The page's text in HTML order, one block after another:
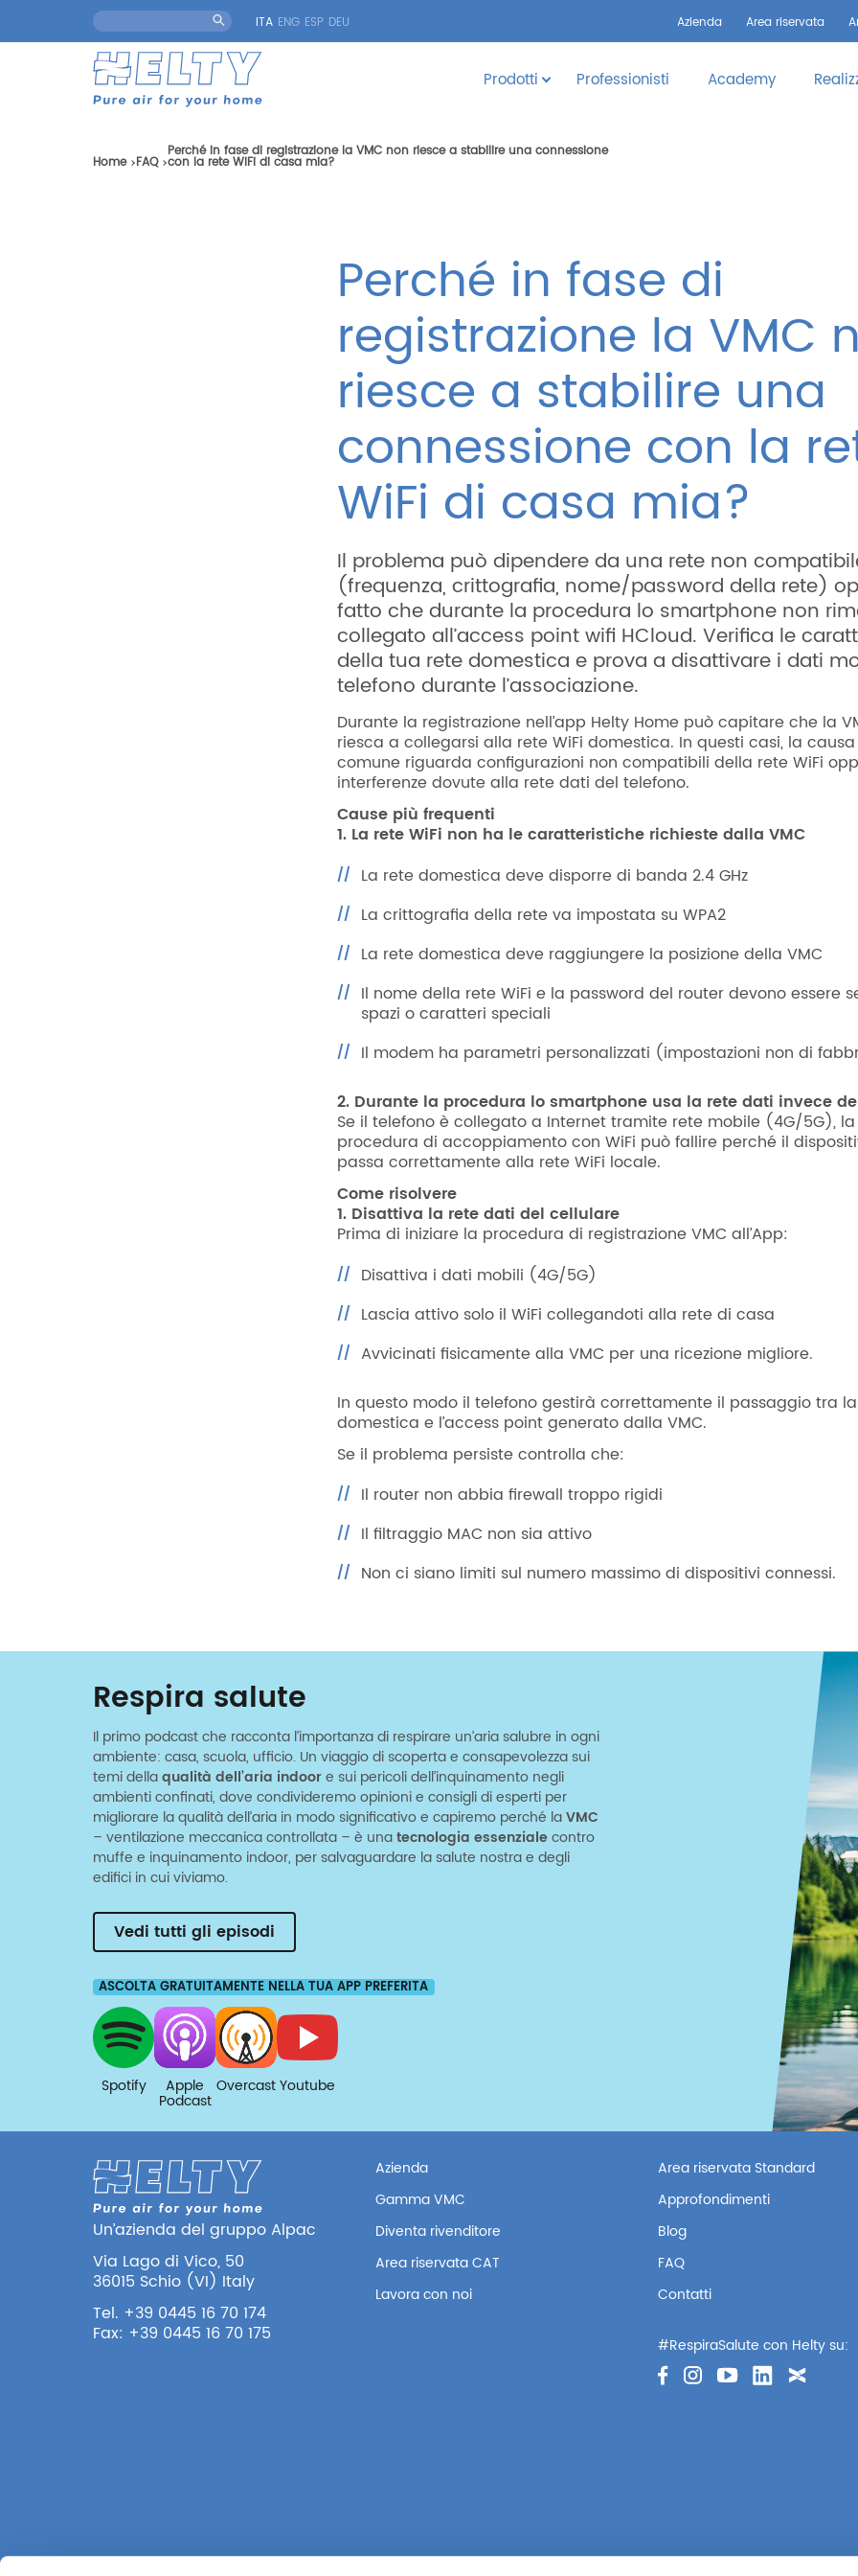
ITA ENG ESP DEU Azienda Area riservata
Prodotti Professionisti Academy
Home FAQ
Perché in fase di registrazione la VMC non riesce a stabilire una connessione
con la rete WiFi di casa mia?
Perché in fase di
registrazione la VMC
riesce a stabilire una
connessione con la
WiFi di casa mia?
Il problema può dipendere da una rete non
(frequenza, crittografia, nome/password della rete)
fatto che durante la procedura lo smartphone non
collegato all’access point wifi HCloud. Verifica le
della tua rete domestica e prova a disattivare i dati
telefono durante l’associazione.
Durante la registrazione nell’app Helty Home può capitare che la
riesca a collegarsi alla rete WiFi domestica. In questi casi, la
comune riguarda configurazioni non compatibili della rete WiFi
interferenze dovute alla rete dati del telefono.
Cause più frequenti
1. La rete WiFi non ha le caratteristiche richieste dalla VMC
La rete domestica deve disporre di banda 2.4 GHz
La crittografia della rete va impostata su WPA2
La rete domestica deve raggiungere la posizione della VMC
Il nome della rete WiFi e la password del router devono essere
spazi o caratteri speciali
Il modem ha parametri personalizzati (impostazioni non di
2. Durante la procedura lo smartphone usa la rete dati invece
Se il telefono è collegato a Internet tramite rete mobile (4G/5G), la
procedura di accoppiamento con WiFi può fallire perché il
passa correttamente alla rete WiFi locale.
Come risolvere
1. Disattiva la rete dati del cellulare
Prima di iniziare la procedura di registrazione VMC all’App:
Disattiva i dati mobili (4G/5G)
Lascia attivo solo il WiFi collegandoti alla rete di casa
Avvicinati fisicamente alla VMC per una ricezione migliore.
In questo modo il telefono gestirà correttamente il passaggio tra
domestica e l’access point generato dalla VMC.
Se il problema persiste controlla che:
Il router non abbia firewall troppo rigidi
Il filtraggio MAC non sia attivo
Non ci siano limiti sul numero massimo di dispositivi connessi.
Respira salute
Il primo podcast che racconta l’importanza di respirare un’aria salubre in ogni
ambiente: casa, scuola, ufficio. Un viaggio di scoperta e consapevolezza sui
temi dellaqualità dell’aria indoore sui pericoli dell’inquinamento negli
ambienti confinati, dove condivideremo opinioni e consigli di esperti per
migliorare la qualità dell’aria in modo significativo e capiremo perché laVMC
– ventilazione meccanica controllata – è unatecnologia essenzialecontro
muffe e inquinamento indoor, per salvaguardare la salute nostra e degli
edifici in cui viviamo.
Vedi tutti gli episodi
ASCOLTA GRATUITAMENTE NELLA TUA APP PREFERITA
Spotify Apple
Podcast
OvercastYoutube
Un’azienda del gruppo Alpac
Via Lago di Vico, 50
36015 Schio (VI) Italy
Tel. +39 0445 16 70 174
Fax: +39 0445 16 70 175
Azienda
Gamma VMC
Diventa rivenditore
Area riservata CAT
Lavora con noi
Area riservata Standard
Approfondimenti
Blog
FAQ
Contatti
#RespiraSalute con Helty su: